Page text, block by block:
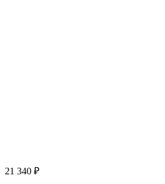
21 340 ₽